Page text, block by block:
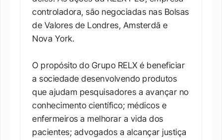
controladora, são negociadas nas Bolsas
de Valores de Londres, Amsterdã e
Nova York.
O propósito do Grupo RELX é beneficiar
a sociedade desenvolvendo produtos
que ajudam pesquisadores a avançar no
conhecimento científico; médicos e
enfermeiros a melhorar a vida dos
pacientes; advogados a alcançar justiça